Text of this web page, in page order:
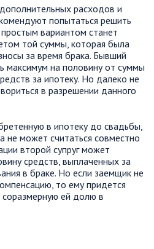
расходов и
попытаться решить
вариантом станет
той суммы, которая была
за время брака. Бывший
максимум на половину от суммы
за ипотеку. Но далеко не
в разрешении данного
в ипотеку до свадьбы,
не может считаться совместно
второй супруг может
средств, выплаченных за
в браке. Но если заемщик не
то ему придется
ей долю в